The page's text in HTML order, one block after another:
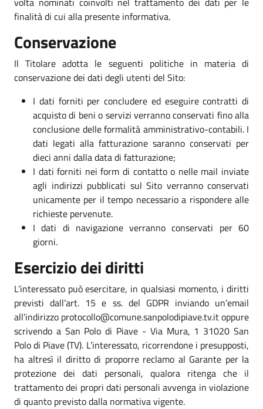
finalità di cui alla presente informativa.
Conservazione
Il Titolare adotta le seguenti politiche in materia di
conservazione dei dati degli utenti del Sito:
I dati forniti per concludere ed eseguire contratti di
acquisto di beni o servizi verranno conservati fino alla
conclusione delle formalità amministrativo-contabili. I
dati legati alla fatturazione saranno conservati per
dieci anni dalla data di fatturazione;
I dati forniti nei form di contatto o nelle mail inviate
agli indirizzi pubblicati sul Sito verranno conservati
unicamente per il tempo necessario a rispondere alle
richieste pervenute.
I dati di navigazione verranno conservati per 60
giorni.
Esercizio dei diritti
L’interessato può esercitare, in qualsiasi momento, i diritti
previsti dall’art. 15 e ss. del GDPR inviando un’email
all’indirizzo protocollo@comune.sanpolodipiave.tv.it oppure
scrivendo a San Polo di Piave - Via Mura, 1 31020 San
Polo di Piave (TV). L’interessato, ricorrendone i presupposti,
ha altresì il diritto di proporre reclamo al Garante per la
protezione dei dati personali, qualora ritenga che il
trattamento dei propri dati personali avvenga in violazione
di quanto previsto dalla normativa vigente.